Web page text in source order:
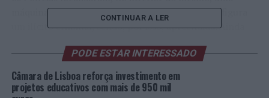
máquina de jogo do género roleta, facto que configura
um ilícito criminal, sendo, por isso, apreendida. Ainda
estupefaciente (haxixe) num total de 7,23 gramas,
dissimulado na parte de dentro do balcão, bem como,
uma balança de precisão e uma quantia monetária de
CONTINUAR A LER
PODE ESTAR INTERESSADO
Câmara de Lisboa reforça investimento em
projetos educativos com mais de 950 mil